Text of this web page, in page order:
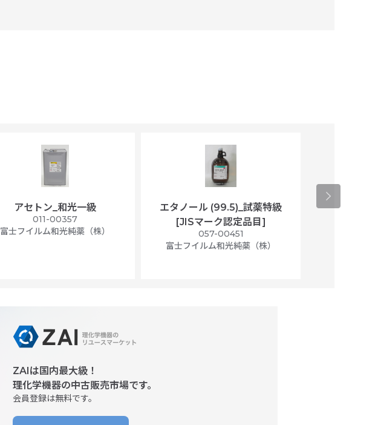
アセトン_和光一級
011-00357
富士フイルム和光純薬（株）
エタノール (99.5)_試薬特級
[JISマーク認定品目]
057-00451
富士フイルム和光純薬（株）
アセトニト
ZAIは国内最大級！
理化学機器の中古販売市場です。
会員登録は無料です。